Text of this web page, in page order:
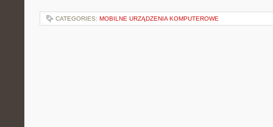
CATEGORIES: MOBILNE URZĄDZENIA KOMPUTEROWE